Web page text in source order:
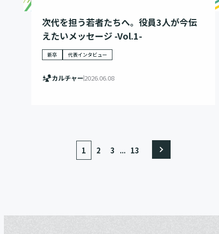
次代を担う若者たちへ。役員3人が今伝
えたいメッセージ -Vol.1-
新卒 代表インタビュー
カルチャー2026.06.08
1 2 3 ... 13